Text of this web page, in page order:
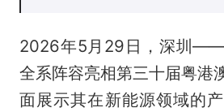
2026年5月29日，深圳——
全系阵容亮相第三十届粤港
面展示其在新能源领域的